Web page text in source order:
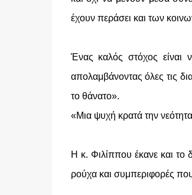
έχουν περάσει και των
Ένας καλός στόχος
απολαμβάνοντας όλες τις
το θάνατο».
«Μια ψυχή κρατά την
Η κ. Φιλίππου έκανε και το
ρούχα και συμπεριφορές